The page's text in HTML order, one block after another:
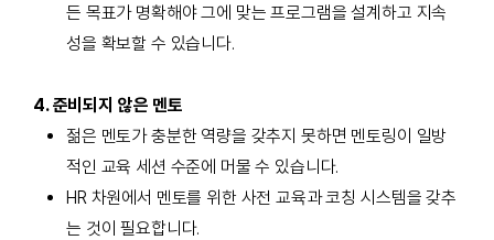
든 목표가 명확해야 그에 맞는 프로그램을 설계하고 지속
성을 확보할 수 있습니다.
4. 준비되지 않은 멘토
젊은 멘토가 충분한 역량을 갖추지 못하면 멘토링이 일방
적인 교육 세션 수준에 머물 수 있습니다.
HR 차원에서 멘토를 위한 사전 교육과 코칭 시스템을 갖추
는 것이 필요합니다.